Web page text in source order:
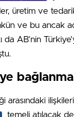
üretim ve
ve bu ancak
da AB’nin
arasındaki
temeli atılacak